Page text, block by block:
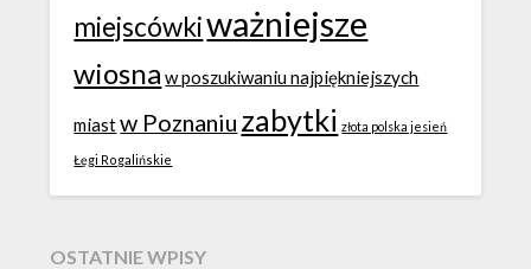
miejscówkiważniejsze
wiosna w poszukiwaniu najpiękniejszych
miastw Poznaniu zabytki złota polska jesień
Łęgi Rogalińskie
OSTATNIE WPISY